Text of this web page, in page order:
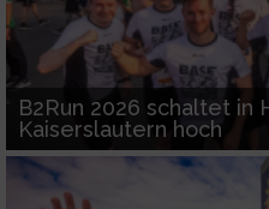
B2Run 2026 schaltet in
Kaiserslautern hoch